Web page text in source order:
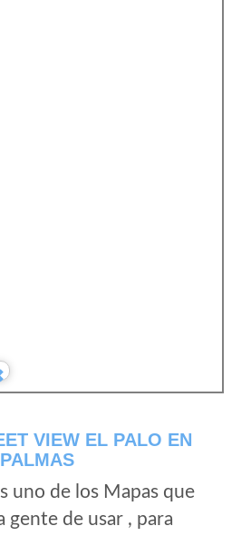
VIEW EL PALO EN
uno de los Mapas que
gente de usar , para